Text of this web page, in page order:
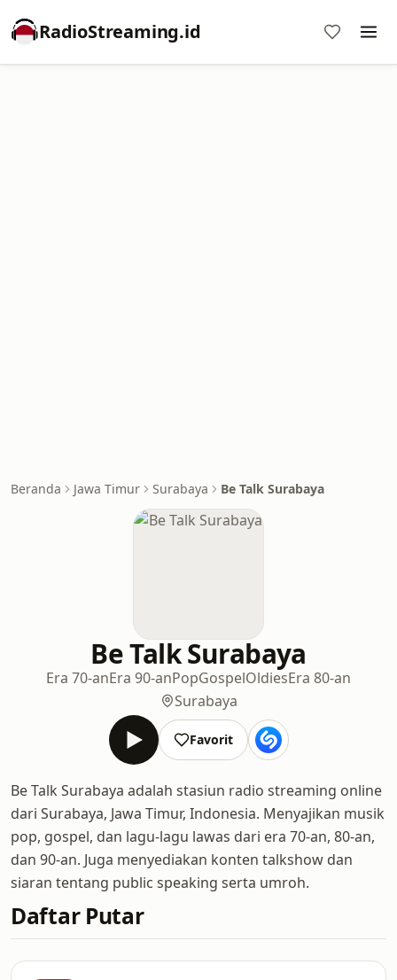
RadioStreaming.id
Beranda Jawa Timur Surabaya Be Talk Surabaya
Be Talk Surabaya
Era 70-anEra 90-anPopGospelOldiesEra 80-an
Surabaya
Favorit
Be Talk Surabaya adalah stasiun radio streaming online
dari Surabaya, Jawa Timur, Indonesia. Menyajikan musik
pop, gospel, dan lagu-lagu lawas dari era 70-an, 80-an,
dan 90-an. Juga menyediakan konten talkshow dan
siaran tentang public speaking serta umroh.
Daftar Putar